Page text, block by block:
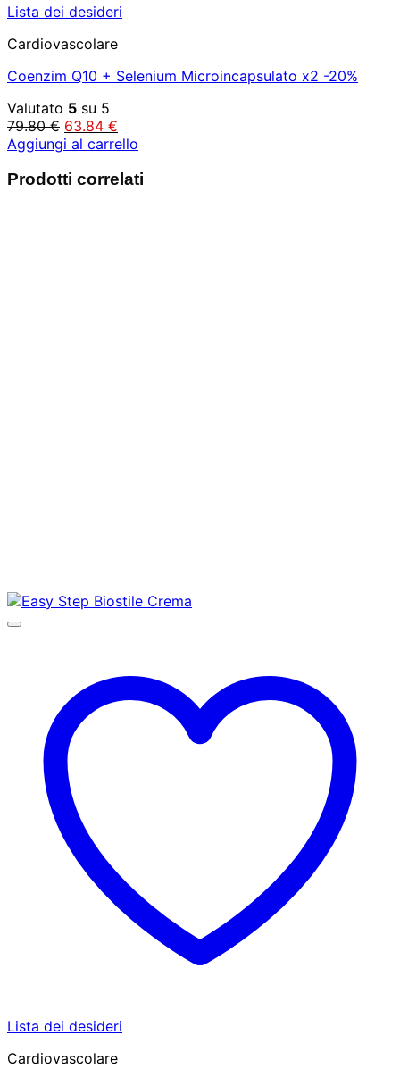
Lista dei desideri
Cardiovascolare
Coenzim Q10 + Selenium Microincapsulato x2 -20%
Valutato 5 su 5
79.80€ Il
prezzo
era:
63.84 €
prezzo
è:
Aggiungi al carrello
Prodotti correlati
Lista dei desideri
Cardiovascolare